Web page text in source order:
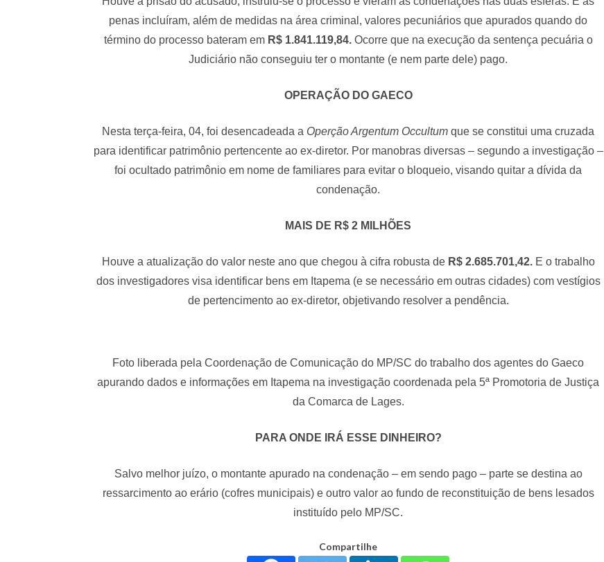
penas incluíram, além de medidas na área criminal, valores pecuniários que apurados quando do
término do processo bateram em R$ 1.841.119,84.Ocorre que na execução da sentença pecuária o
Judiciário não conseguiu ter o montante (e nem parte dele) pago.
OPERAÇÃO DO GAECO
Nesta terça-feira, 04, foi desencadeada a Operção Argentum Occultum que se constitui uma cruzada
para identificar patrimônio pertencente ao ex-diretor. Por manobras diversas – segundo a investigação –
foi ocultado patrimônio em nome de familiares para evitar o bloqueio, visando quitar a dívida da
condenação.
MAIS DE R$ 2 MILHÕES
Houve a atualização do valor neste ano que chegou à cifra robusta de R$ 2.685.701,42.E o trabalho
dos investigadores visa identificar bens em Itapema (e se necessário em outras cidades) com vestígios
de pertencimento ao ex-diretor, objetivando resolver a pendência.
Foto liberada pela Coordenação de Comunicação do MP/SC do trabalho dos agentes do Gaeco
apurando dados e informações em Itapema na investigação coordenada pela 5ª Promotoria de Justiça
da Comarca de Lages.
PARA ONDE IRÁ ESSE DINHEIRO?
Salvo melhor juízo, o montante apurado na condenação – em sendo pago – parte se destina ao
ressarcimento ao erário (cofres municipais) e outro valor ao fundo de reconstituição de bens lesados
instituído pelo MP/SC.
Compartilhe